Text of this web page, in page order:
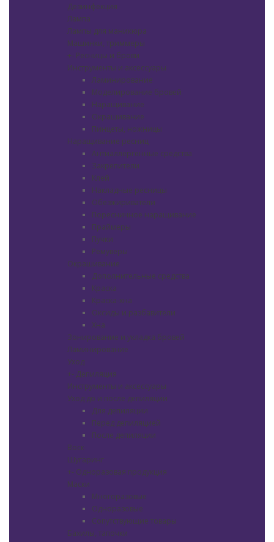
Дезинфекция
Лампа
Лампы для маникюра
Машинки, триммеры
+- Ресницы и брови
Инструменты и аксессуары
Ламинирование
Моделирование бровей
Наращивание
Окрашивание
Пинцеты, ножницы
Наращивание ресниц
Антиаллергенные средства
Закрепители
Клей
Накладные ресницы
Обезжириватели
Поресничное наращивание
Праймеры
Пучки
Ремуверы
Окрашивание
Дополнительные средства
Краска
Краска-хна
Оксиды и разбавители
Хна
Зонирование и укладка бровей
Ламинирование
Уход
+- Депиляция
Инструменты и аксессуары
Уход до и после депиляции
Для депиляции
Перед депиляцией
После депиляции
Воск
Шугаринг
+- Одноразовая продукция
Маски
Многоразовые
Одноразовые
Сопутствующие товары
Бахилы, тапочки